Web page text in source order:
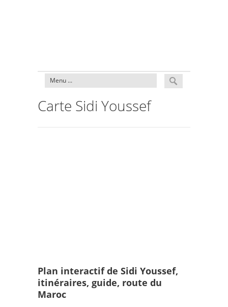
Carte Sidi Youssef
Plan interactif de Sidi Youssef,
itinéraires, guide, route du
Maroc